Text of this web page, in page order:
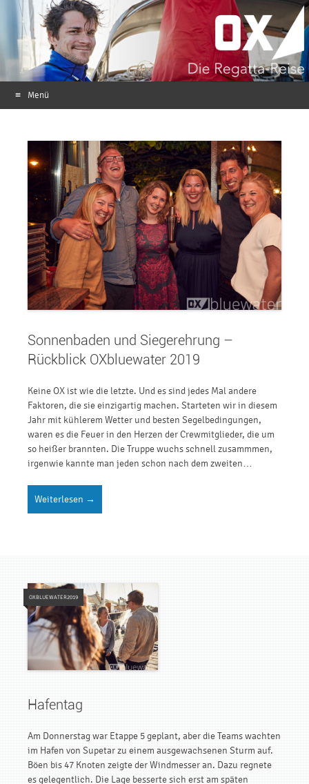
Menü
Sonnenbaden und Siegerehrung –
Rückblick OXbluewater 2019
Keine OX ist wie die letzte. Und es sind jedes Mal andere
Faktoren, die sie einzigartig machen. Starteten wir in diesem
Jahr mit kühlerem Wetter und besten Segelbedingungen,
waren es die Feuer in den Herzen der Crewmitglieder, die um
so heißer brannten. Die Truppe wuchs schnell zusammmen,
irgenwie kannte man jeden schon nach dem zweiten…
Weiterlesen →
OXBLUEWATER2019
Hafentag
Am Donnerstag war Etappe 5 geplant, aber die Teams wachten
im Hafen von Supetar zu einem ausgewachsenen Sturm auf.
Böen bis 47 Knoten zeigte der Windmesser an. Dazu regnete
es gelegentlich. Die Lage besserte sich erst am späten